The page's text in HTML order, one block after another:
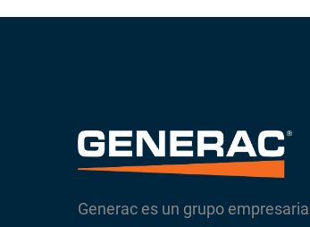
Generac es un grupo